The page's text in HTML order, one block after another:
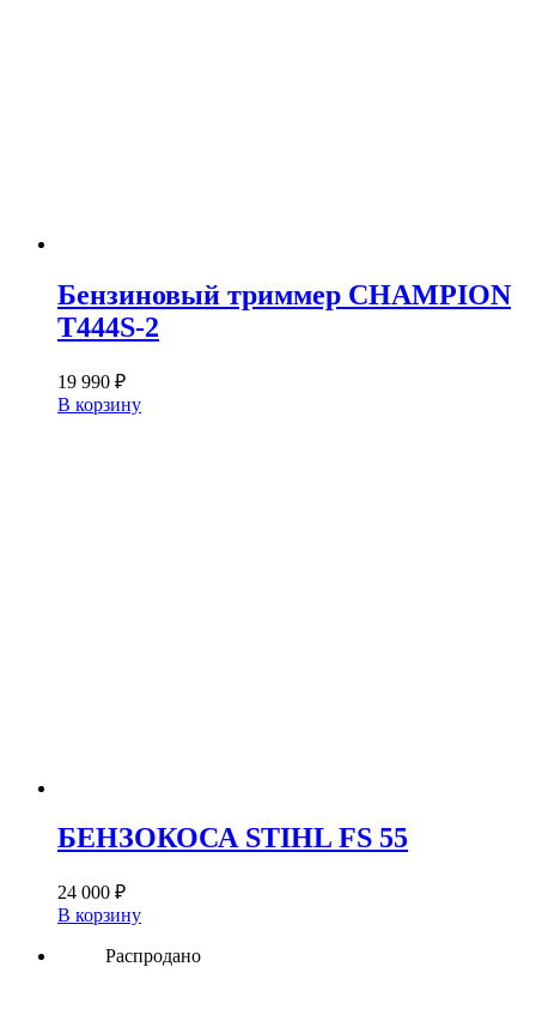
Бензиновый триммер CHAMPION
T444S-2
19 990 ₽
В корзину
БЕНЗОКОСА STIHL FS 55
24 000 ₽
В корзину
Распродано